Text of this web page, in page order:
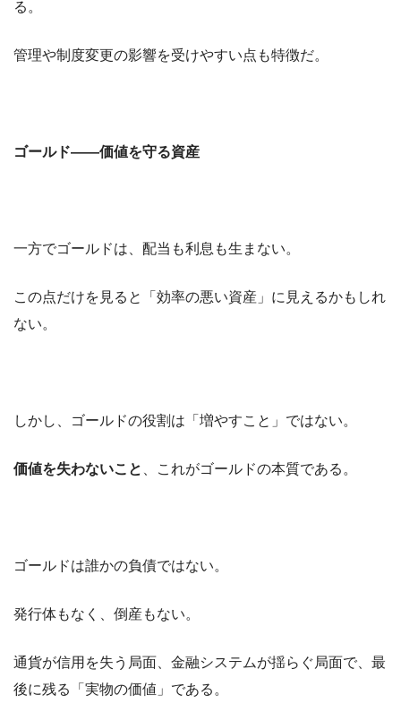
る。
管理や制度変更の影響を受けやすい点も特徴だ。
ゴールド――価値を守る資産
一方でゴールドは、配当も利息も生まない。
この点だけを見ると「効率の悪い資産」に見えるかもしれ
ない。
しかし、ゴールドの役割は「増やすこと」ではない。
価値を失わないこと 、これがゴールドの本質である。
ゴールドは誰かの負債ではない。
発行体もなく、倒産もない。
通貨が信用を失う局面、金融システムが揺らぐ局面で、最
後に残る「実物の価値」である。